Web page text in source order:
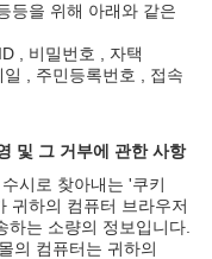
등을 위해 아래와 같은
, 비밀번호 , 자택
, 주민등록번호 , 접속
및 그 거부에 관한 사항
시로 찾아내는 '쿠키
귀하의 컴퓨터 브라우저
는 소량의 정보입니다.
의 컴퓨터는 귀하의